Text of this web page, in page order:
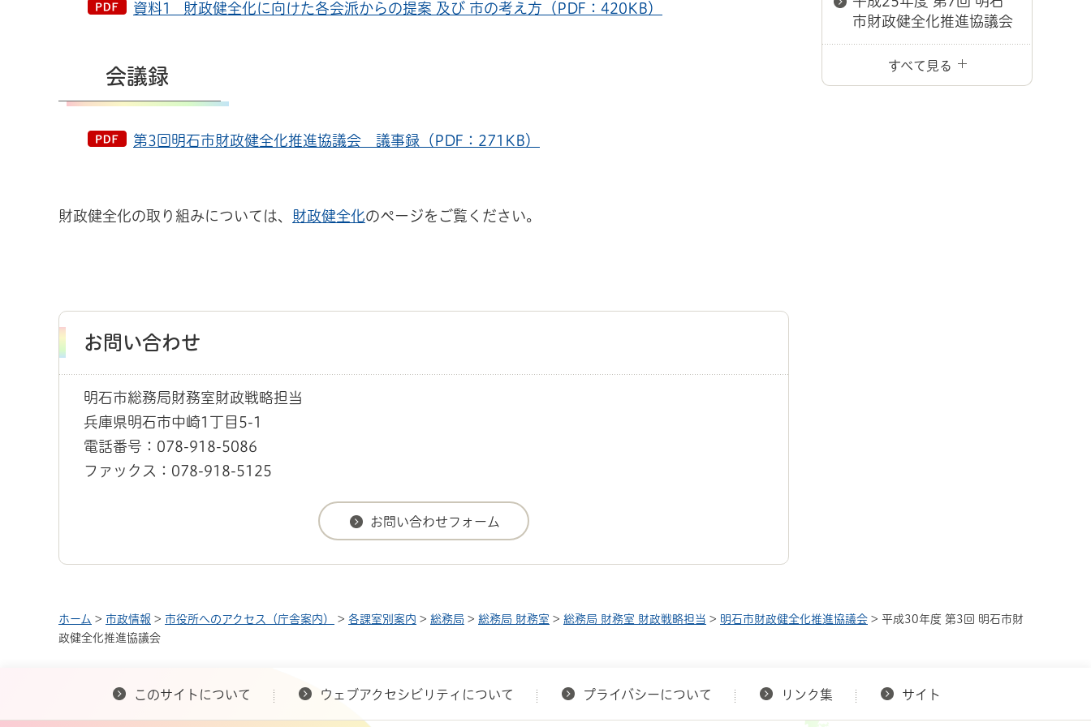
資料1 財政健全化に向けた各会派からの提案 及び 市の考え方（PDF：420KB）
会議録
第3回明石市財政健全化推進協議会 議事録（PDF：271KB）
財政健全化の取り組みについては、 財政健全化のページをご覧ください。
お問い合わせ
明石市総務局財務室財政戦略担当
兵庫県明石市中崎1丁目5-1
電話番号：078-918-5086
ファックス：078-918-5125
市財政健全化推進協議会
すべて見る
ホーム > 市政情報 > 市役所へのアクセス（庁舎案内） > 各課室別案内 > 総務局 > 総務局 財務室 > 総務局 財務室 財政戦略担当 > 明石市財政健全化推進協議会 > 平成30年度 第3回 明石市財
政健全化推進協議会
このサイトについて ウェブアクセシビリティについて プライバシーについて リンク集 サイト